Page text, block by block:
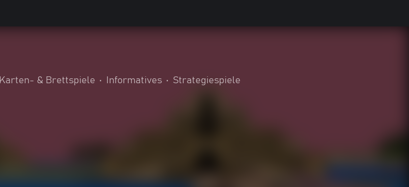
Karten- & Brettspiele • Informatives • Strategiespiele